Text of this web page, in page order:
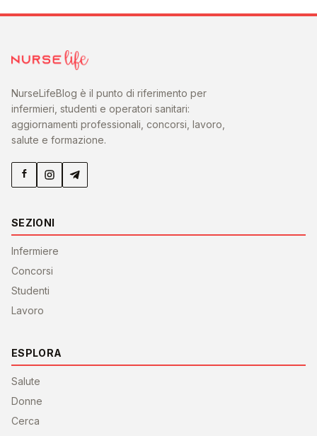
NurseLifeBlog è il punto di riferimento per
infermieri, studenti e operatori sanitari:
aggiornamenti professionali, concorsi, lavoro,
salute e formazione.
SEZIONI
Infermiere
Concorsi
Studenti
Lavoro
ESPLORA
Salute
Donne
Cerca